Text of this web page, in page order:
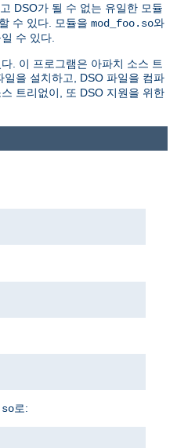
DSO가 될 수 없는 유일한 모듈
수 있다. 모듈을 mod_foo.so와
수 있다.
. 이 프로그램은 아파치 소스 트
일을 설치하고, DSO 파일을 컴파
트리없이, 또 DSO 지원을 위한
로: